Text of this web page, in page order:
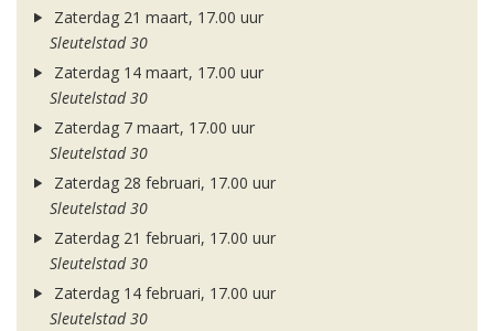
Zaterdag 21 maart, 17.00 uur
Sleutelstad 30
Zaterdag 14 maart, 17.00 uur
Sleutelstad 30
Zaterdag 7 maart, 17.00 uur
Sleutelstad 30
Zaterdag 28 februari, 17.00 uur
Sleutelstad 30
Zaterdag 21 februari, 17.00 uur
Sleutelstad 30
Zaterdag 14 februari, 17.00 uur
Sleutelstad 30